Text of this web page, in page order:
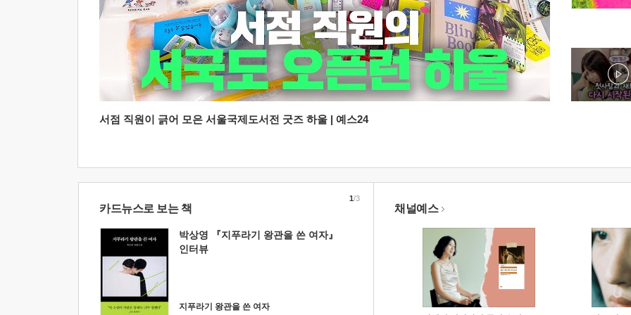
서점 직원이 긁어 모은 서울국제도서전 굿즈 하울 | 예스24
카드뉴스로 보는 책
박상영 『지푸라기 왕관을 쓴 여자』
인터뷰
지푸라기 왕관을 쓴 여자
1/3
채널예스